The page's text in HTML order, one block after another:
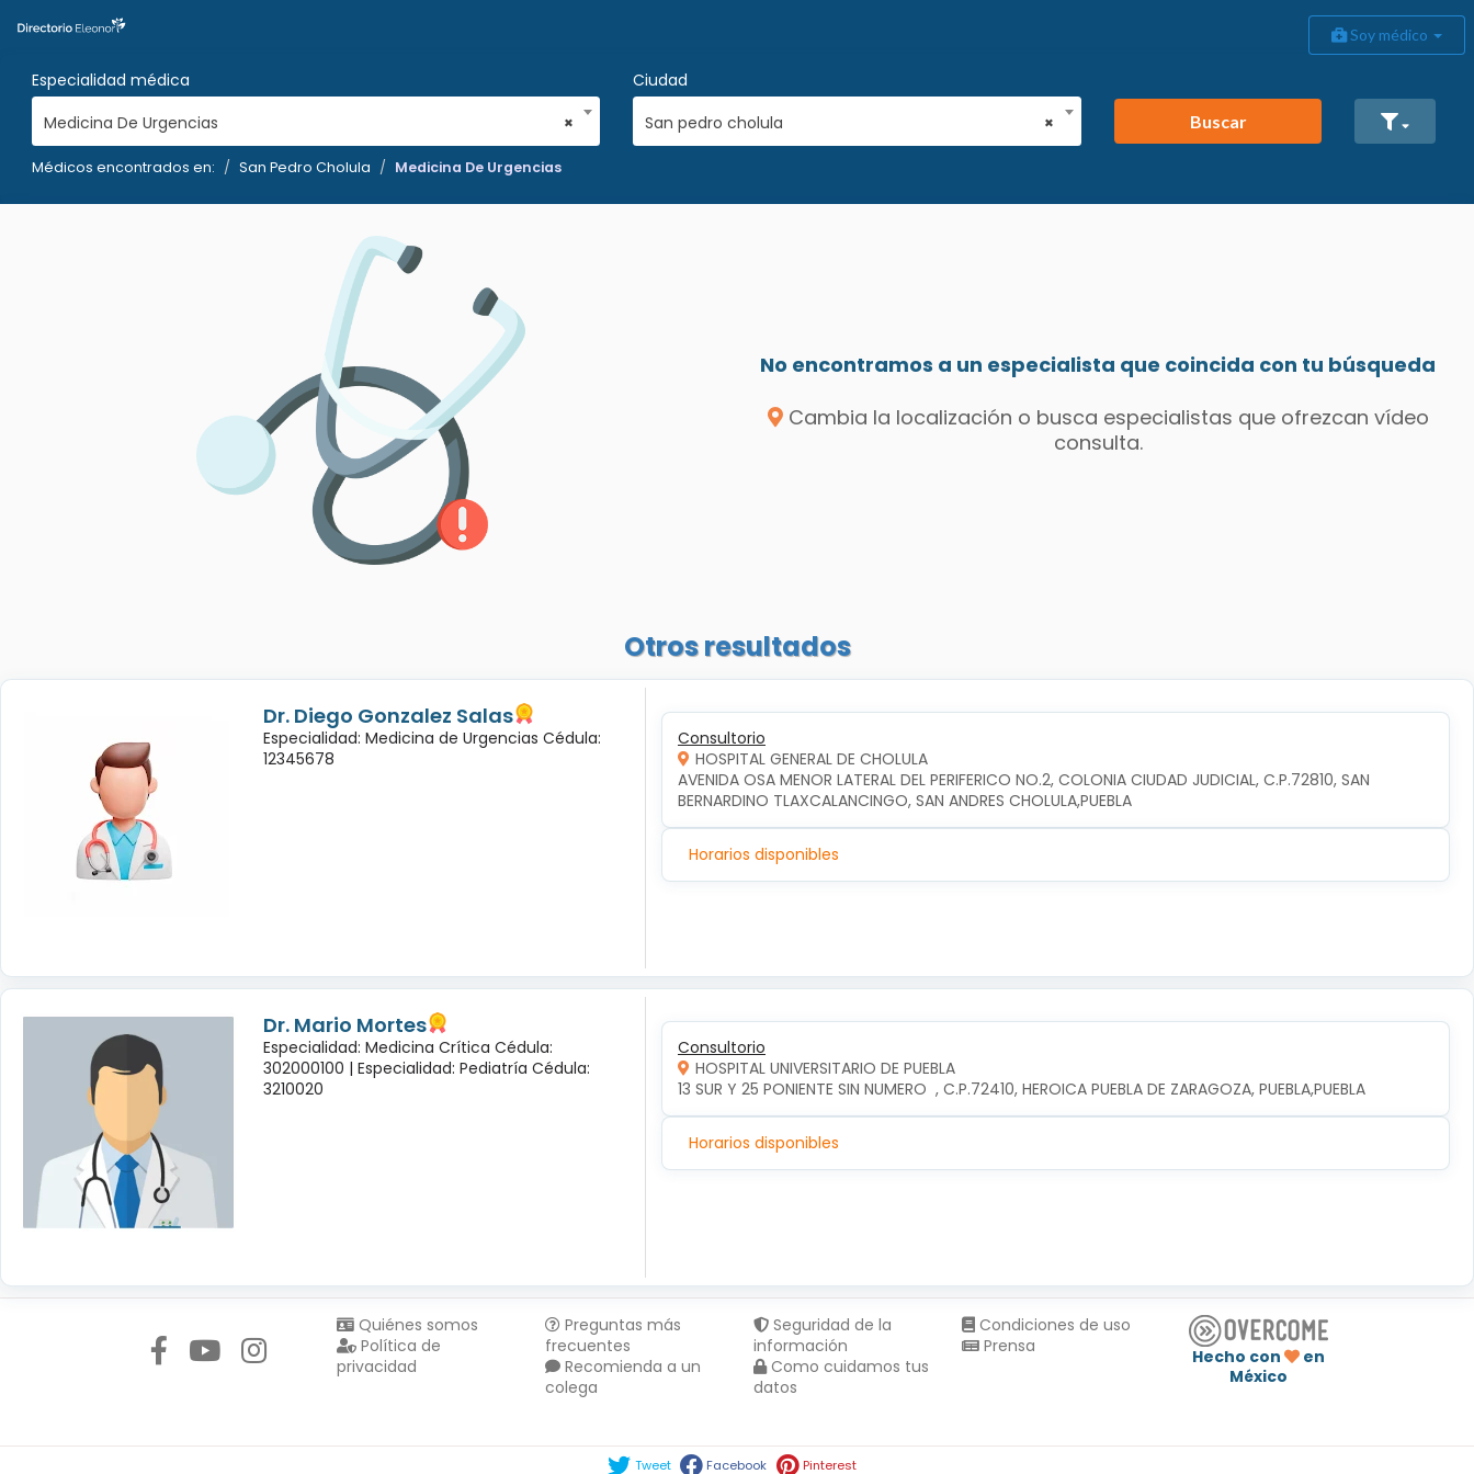
Soy médico
Especialidad médica
×
Medicina De Urgencias
Ciudad
×
San pedro cholula Buscar
Médicos encontrados en: San Pedro Cholula Medicina De Urgencias
No encontramos a un especialista que coincida con tu búsqueda
Cambia la localización o busca especialistas que ofrezcan vídeo
consulta.
Otros resultados
Dr. Diego Gonzalez Salas
Especialidad: Medicina de Urgencias Cédula:
12345678
Consultorio
HOSPITAL GENERAL DE CHOLULA
AVENIDA OSA MENOR LATERAL DEL PERIFERICO NO.2, COLONIA CIUDAD JUDICIAL, C.P.72810, SAN
BERNARDINO TLAXCALANCINGO, SAN ANDRES CHOLULA,PUEBLA
Horarios disponibles
Dr. Mario Mortes
Especialidad: Medicina Crítica Cédula:
302000100 | Especialidad: Pediatría Cédula:
3210020
Consultorio
HOSPITAL UNIVERSITARIO DE PUEBLA
13 SUR Y 25 PONIENTE SIN NUMERO  , C.P.72410, HEROICA PUEBLA DE ZARAGOZA, PUEBLA,PUEBLA
Horarios disponibles
Quiénes somos
Política de
privacidad
Preguntas más
frecuentes
Recomienda a un
colega
Seguridad de la
información
Como cuidamos tus
datos
Condiciones de uso
Prensa
Hecho con
en
México
Tweet Facebook Pinterest